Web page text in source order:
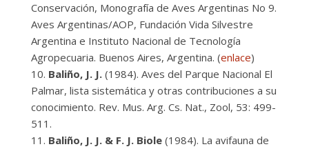
Conservación, Monografía de Aves Argentinas No 9.
Aves Argentinas/AOP, Fundación Vida Silvestre
Argentina e Instituto Nacional de Tecnología
Agropecuaria. Buenos Aires, Argentina. (enlace)
Baliño, J. J. (1984). Aves del Parque Nacional El
Palmar, lista sistemática y otras contribuciones a su
conocimiento. Rev. Mus. Arg. Cs. Nat., Zool, 53: 499-
511.
Baliño, J. J. & F. J. Biole (1984). La avifauna de